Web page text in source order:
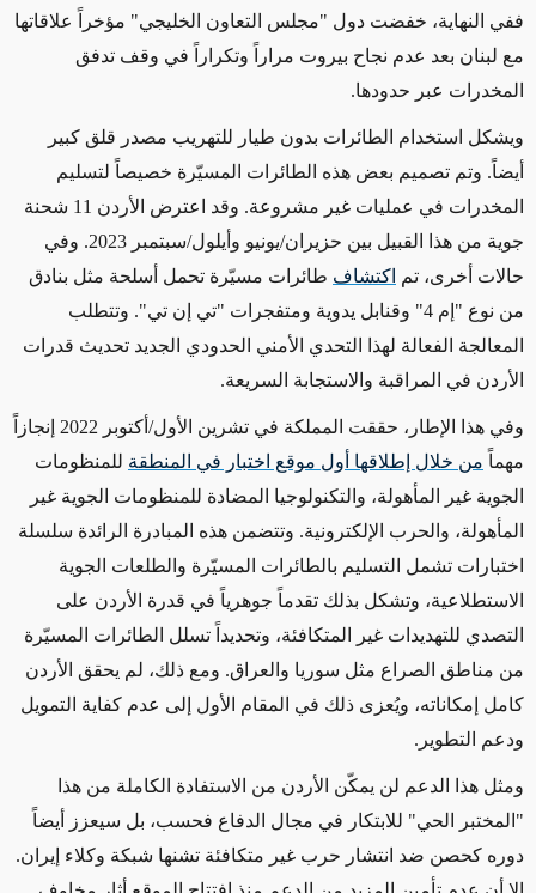
ففي النهاية، خفضت دول "مجلس التعاون الخليجي" مؤخراً علاقاتها
مع لبنان بعد عدم نجاح بيروت مراراً وتكراراً في وقف تدفق
المخدرات عبر حدودها.
ويشكل استخدام الطائرات بدون طيار للتهريب مصدر قلق كبير
أيضاً. وتم تصميم بعض هذه الطائرات المسيّرة خصيصاً لتسليم
المخدرات في عمليات غير مشروعة. وقد
اعترض الأردن 11 شحنة
جوية من هذا القبيل بين حزيران/يونيو وأيلول/سبتمبر 2023
. وفي
حالات أخرى، تم اكتشاف طائرات مسيّرة تحمل أسلحة مثل بنادق
من نوع "إم 4" وقنابل يدوية ومتفجرات "تي إن تي". وتتطلب
المعالجة الفعالة لهذا التحدي الأمني الحدودي الجديد تحديث قدرات
الأردن في المراقبة والاستجابة السريعة.
وفي هذا الإطار، حققت المملكة في تشرين الأول/أكتوبر 2022 إنجازاً
مهماً من خلال إطلاقها أول موقع اختبار في المنطقة للمنظومات
الجوية غير المأهولة، والتكنولوجيا المضادة للمنظومات الجوية غير
المأهولة، والحرب الإلكترونية. وتتضمن هذه المبادرة الرائدة سلسلة
اختبارات تشمل التسليم بالطائرات المسيّرة والطلعات الجوية
الاستطلاعية، وتشكل بذلك تقدماً جوهرياً في قدرة الأردن على
التصدي للتهديدات غير المتكافئة، وتحديداً تسلل الطائرات المسيّرة
من مناطق الصراع مثل سوريا والعراق. ومع ذلك، لم يحقق الأردن
كامل إمكاناته، ويُعزى ذلك في المقام الأول إلى عدم كفاية التمويل
ودعم التطوير.
ومثل هذا الدعم لن يمكّن الأردن من الاستفادة الكاملة من هذا
"المختبر الحي" للابتكار في مجال الدفاع فحسب، بل سيعزز أيضاً
دوره كحصن ضد انتشار حرب غير متكافئة تشنها شبكة وكلاء إيران.